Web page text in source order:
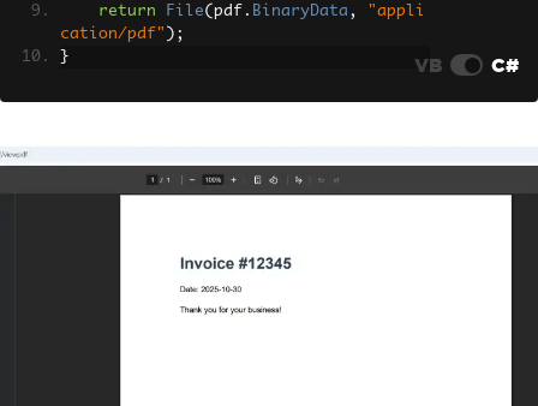
var pdf = renderer
RenderHtmlA
sPdf
html
return File( pdf . BinaryData ,
"appli
cation/pdf" );
}
VB C#